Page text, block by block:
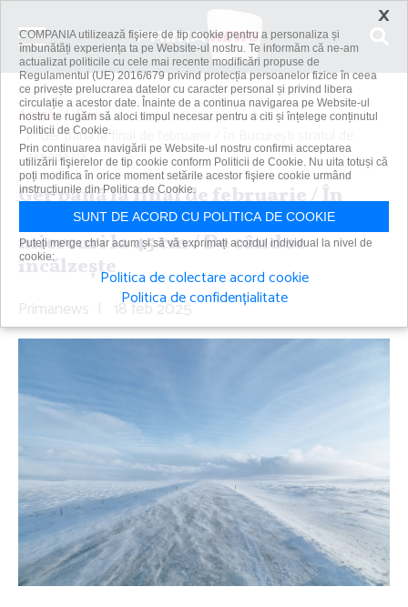
Acasă
Știri
Ger până la final de februarie / În Bucureşti stratul de
zăpadă va...
Ger până la final de februarie / În
Bucureşti stratul de zăpadă va ajunge
miercuri la 45 cm / De când se
încălzeşte
Primanews | 18 feb 2025
×
COMPANIA utilizează fişiere de tip cookie pentru a personaliza și
îmbunătăți experiența ta pe Website-ul nostru. Te informăm că ne-am
actualizat politicile cu cele mai recente modificări propuse de
Regulamentul (UE) 2016/679 privind protecția persoanelor fizice în ceea
ce privește prelucrarea datelor cu caracter personal și privind libera
circulație a acestor date. Înainte de a continua navigarea pe Website-ul
nostru te rugăm să aloci timpul necesar pentru a citi și înțelege conținutul
Politicii de Cookie.
Prin continuarea navigării pe Website-ul nostru confirmi acceptarea
utilizării fişierelor de tip cookie conform Politicii de Cookie. Nu uita totuși că
poți modifica în orice moment setările acestor fişiere cookie urmând
instrucțiunile din Politica de Cookie.
SUNT DE ACORD CU POLITICA DE COOKIE
Puteți merge chiar acum și să vă exprimați acordul individual la nivel de
cookie:
Politica de colectare acord cookie
Politica de confidențialitate